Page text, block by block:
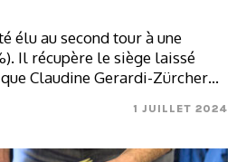
élu au second tour à une
Il récupère le siège laissé
Claudine Gerardi-Zürcher…
1 JUILLET 2024